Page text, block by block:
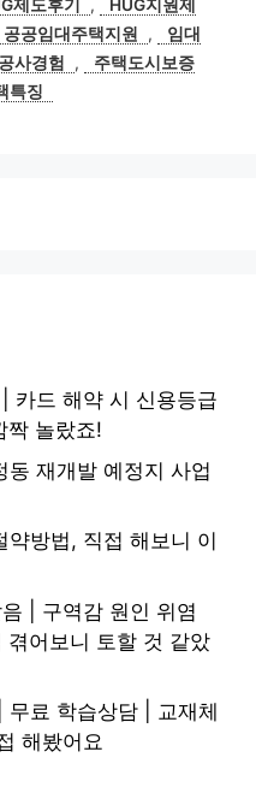
제도후기 ,
HUG지원제
공공임대주택지원 ,
임대
사경험 ,
주택도시보증
특징
카드 해약 시 신용등급
짝 놀랐죠!
재개발 예정지 사업
방법, 직접 해보니 이
| 구역감 원인 위염
겪어보니 토할 것 같았
료 학습상담 | 교재체
해봤어요